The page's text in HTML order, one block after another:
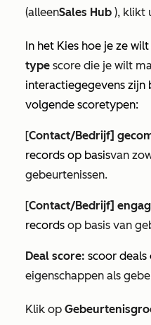
(alleenSales Hub ), klikt
In het Kies hoe je ze
type score die je wilt
interactiegegevens zijn
volgende scoretypen:
[Contact/Bedrijf]
records op basisvan
gebeurtenissen.
[Contact/Bedrijf]
records op basis van
Deal score: scoor deals
eigenschappen als
Klik op